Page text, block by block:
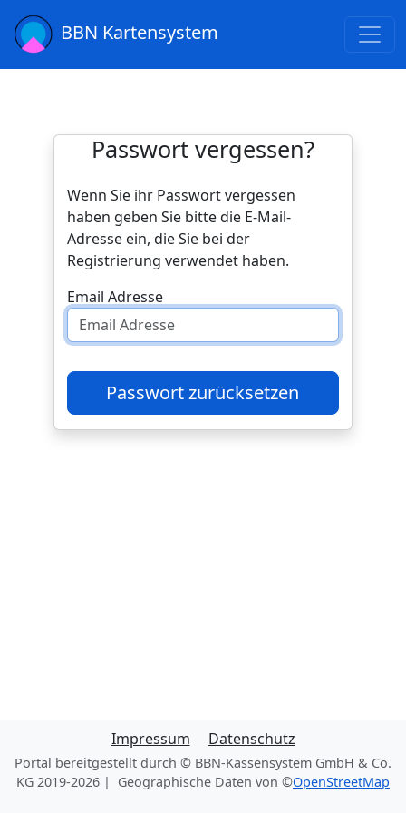
BBN Kartensystem
Passwort vergessen?
Wenn Sie ihr Passwort vergessen
haben geben Sie bitte die E-Mail-
Adresse ein, die Sie bei der
Registrierung verwendet haben.
Email Adresse
Passwort zurücksetzen
Impressum Datenschutz
Portal bereitgestellt durch © BBN-Kassensystem GmbH & Co.
KG 2019-2026 | Geographische Daten von ©OpenStreetMap